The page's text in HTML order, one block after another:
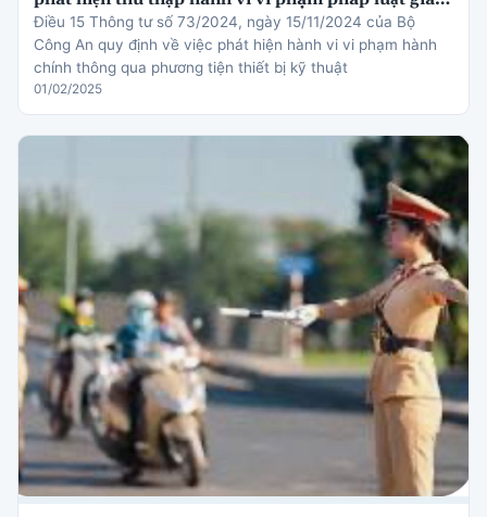
thông
Điều 15 Thông tư số 73/2024, ngày 15/11/2024 của Bộ
Công An quy định về việc phát hiện hành vi vi phạm hành
chính thông qua phương tiện thiết bị kỹ thuật
01/02/2025